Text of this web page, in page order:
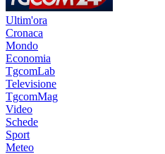
Ultim'ora
Cronaca
Mondo
Economia
TgcomLab
Televisione
TgcomMag
Video
Schede
Sport
Meteo